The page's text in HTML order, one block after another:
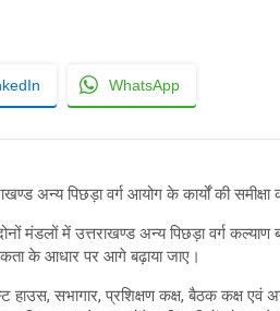
WhatsApp
अन्य पिछड़ा वर्ग आयोग के कार्यों की समीक्षा
मंडलों में उत्तराखण्ड अन्य पिछड़ा वर्ग कल्याण
के आधार पर आगे बढ़ाया जाए।
हाउस, सभागार, प्रशिक्षण कक्ष, बैठक कक्ष एवं